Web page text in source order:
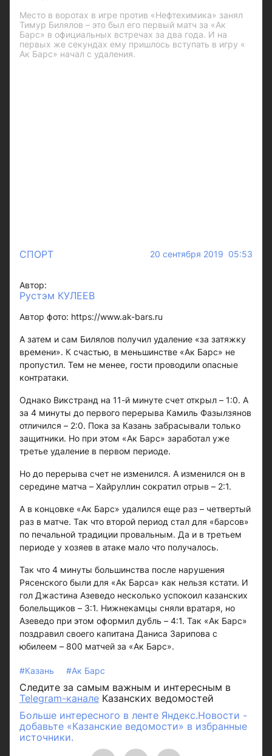
Место в воротах в игре против «Нефтехимика» занял
Тимур Билялов – это был его первый матч за «Ак
Барс» в официальных встречах за два года. И на
первых же секундах ему пришлось вступать в игру «
Ак Барс» начал с удаления.
СПОРТ 20 сентября 2019 05:53
Автор:
Рустэм КУЛЕЕВ
Автор фото: https://www.ak-bars.ru
А затем и сам Билялов получил удаление «за затяжку
времени». К счастью, в меньшинстве «Ак Барс» не
пропустил. Тем не менее, гости проводили опасные
контратаки.
Однако Викстранд на 11-й минуте счет открыл – 1:0. А
за 4 минуты до первого перерыва Камиль Фазылзянов
отличился – 2:0. Пока за Казань забрасывали только
защитники. Но при этом «Ак Барс» заработал уже
третье удаление в первом периоде.
Но до перерыва счет не изменился. А изменился он в
середине матча – Хайруллин сократил отрыв – 2:1.
А в концовке «Ак Барс» удалился еще раз – четвертый
раз в матче. Так что второй период стал для «барсов»
по печальной традиции провальным. Да и в третьем
периоде у хозяев в атаке мало что получалось.
Так что 4 минуты большинства после нарушения
Рясенского были для «Ак Барса» как нельзя кстати. И
гол Джастина Азеведо несколько успокоил казанских
болельщиков – 3:1. Нижнекамцы сняли вратаря, но
Азеведо при этом оформил дубль – 4:1. Так «Ак Барс»
поздравил своего капитана Даниса Зарипова с
юбилеем – 800 матчей за «Ак Барс».
#Казань #Ак Барс
Следите за самым важным и интересным в
Telegram-канале Казанских ведомостей
Больше интересного в ленте Яндекс.Новости -
добавьте «Казанские ведомости» в избранные
источники.